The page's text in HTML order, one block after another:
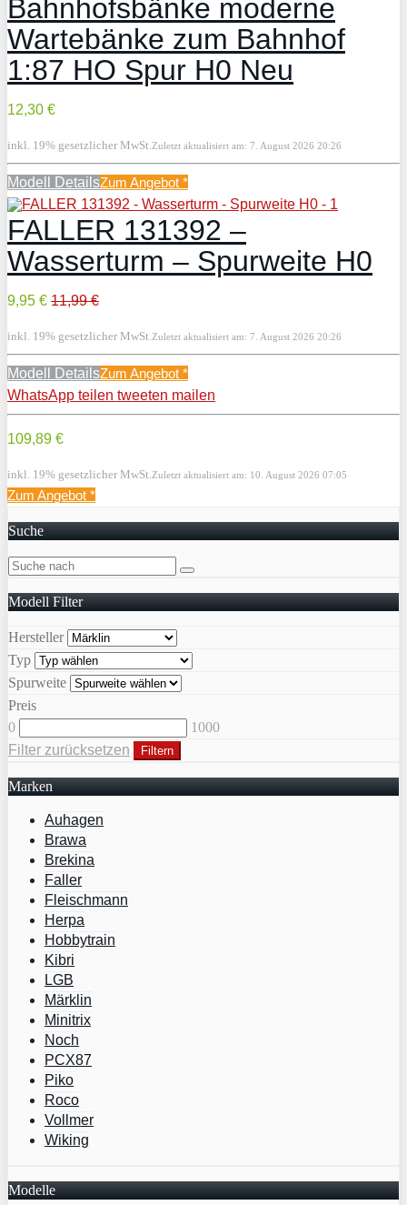
Bahnhofsbänke moderne
Wartebänke zum Bahnhof
1:87 HO Spur H0 Neu
12,30 €
inkl. 19% gesetzlicher MwSt. Zuletzt aktualisiert am: 7. August 2026 20:26
Modell DetailsZum Angebot *
FALLER 131392 –
Wasserturm – Spurweite H0
9,95 € 11,99 €
inkl. 19% gesetzlicher MwSt. Zuletzt aktualisiert am: 7. August 2026 20:26
Modell DetailsZum Angebot *
WhatsApp teilen tweeten mailen
109,89 €
inkl. 19% gesetzlicher MwSt. Zuletzt aktualisiert am: 10. August 2026 07:05
Zum Angebot *
Suche
Modell Filter
Hersteller
Typ
Spurweite
Preis
0
1000
Filter zurücksetzen
Filtern
Marken
Auhagen
Brawa
Brekina
Faller
Fleischmann
Herpa
Hobbytrain
Kibri
LGB
Märklin
Minitrix
Noch
PCX87
Piko
Roco
Vollmer
Wiking
Modelle